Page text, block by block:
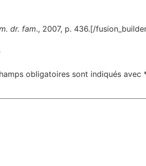
dr. fam., 2007, p. 436.[/
obligatoires sont indiqués avec